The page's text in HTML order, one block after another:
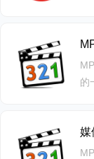
边
用
的
持
10
媒